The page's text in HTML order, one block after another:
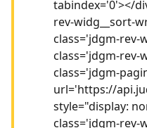
tabindex='0'></
rev-widg__sort-
class='jdgm-rev-
class='jdgm-rev-
class='jdgm-
url='https://
style="display:
class='jdgm-rev-